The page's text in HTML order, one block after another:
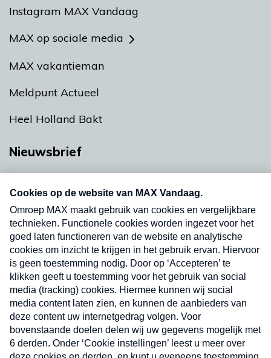
Instagram MAX Vandaag
MAX op sociale media
MAX vakantieman
Meldpunt Actueel
Heel Holland Bakt
Nieuwsbrief
Neem hier een gratis abonnement op onze
nieuwsbrief. Elke vrijdag- en dinsdagochtend in
uw mailbox.
Verzend
Nieuwsbrief